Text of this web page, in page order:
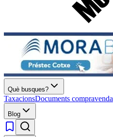
Què busques?
TaxacionsDocuments compravenda
Blog